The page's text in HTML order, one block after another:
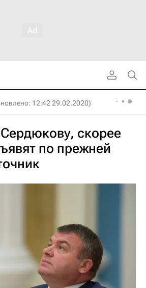
12:42 29.02.2020)
скорее
по прежней